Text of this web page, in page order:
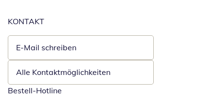
KONTAKT
E-Mail schreiben
Öffnet E-Mail-Client
Alle Kontaktmöglichkeiten
Bestell-Hotline